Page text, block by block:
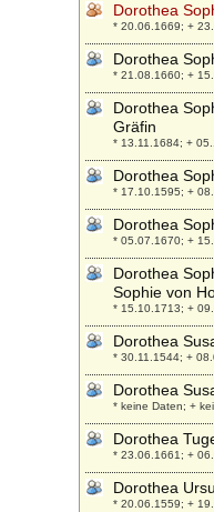
Dorothea
* 20.06.1669; +
Dorothea
* 21.08.1660; +
Dorothea
Gräfin
* 13.11.1684; +
Dorothea
* 17.10.1595; +
Dorothea
* 05.07.1670; +
Dorothea
Sophie von
* 15.10.1713; +
Dorothea
* 30.11.1544; +
Dorothea
* keine Daten; +
Dorothea
* 23.06.1661; +
Dorothea
* 20.06.1559; +